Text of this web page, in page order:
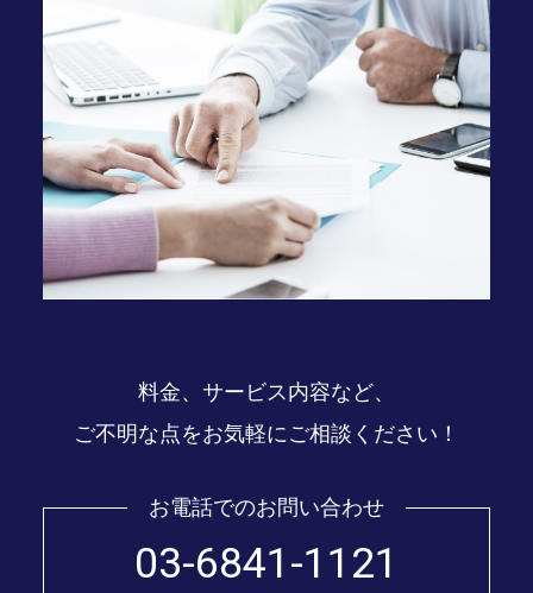
料金、サービス内容など、
ご不明な点をお気軽にご相談ください！
お電話でのお問い合わせ
03-6841-1121